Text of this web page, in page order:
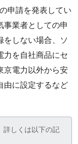
申請を発表してい
事業者としての申
をしない場合、ソ
力を自社商品にセ
京電力以外から安
由に設定するなど
詳しくは以下の記